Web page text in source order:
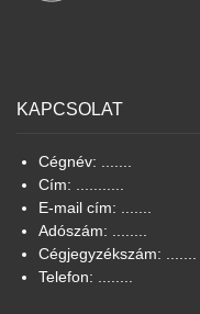
KAPCSOLAT
Cégnév: .......
Cím: ...........
E-mail cím: .......
Adószám: ........
Cégjegyzékszám: .......
Telefon: ........